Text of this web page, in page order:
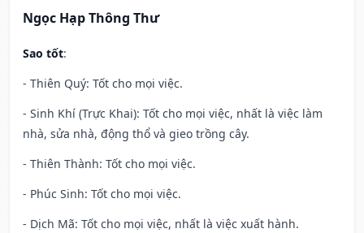
Ngọc Hạp Thông Thư
Sao tốt:
- Thiên Quý: Tốt cho mọi việc.
- Sinh Khí (Trực Khai): Tốt cho mọi việc, nhất là việc làm
nhà, sửa nhà, động thổ và gieo trồng cây.
- Thiên Thành: Tốt cho mọi việc.
- Phúc Sinh: Tốt cho mọi việc.
- Dịch Mã: Tốt cho mọi việc, nhất là việc xuất hành.